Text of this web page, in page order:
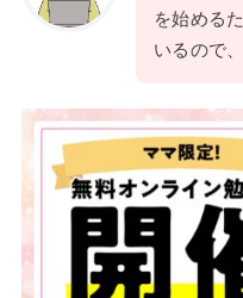
を始める
いるので